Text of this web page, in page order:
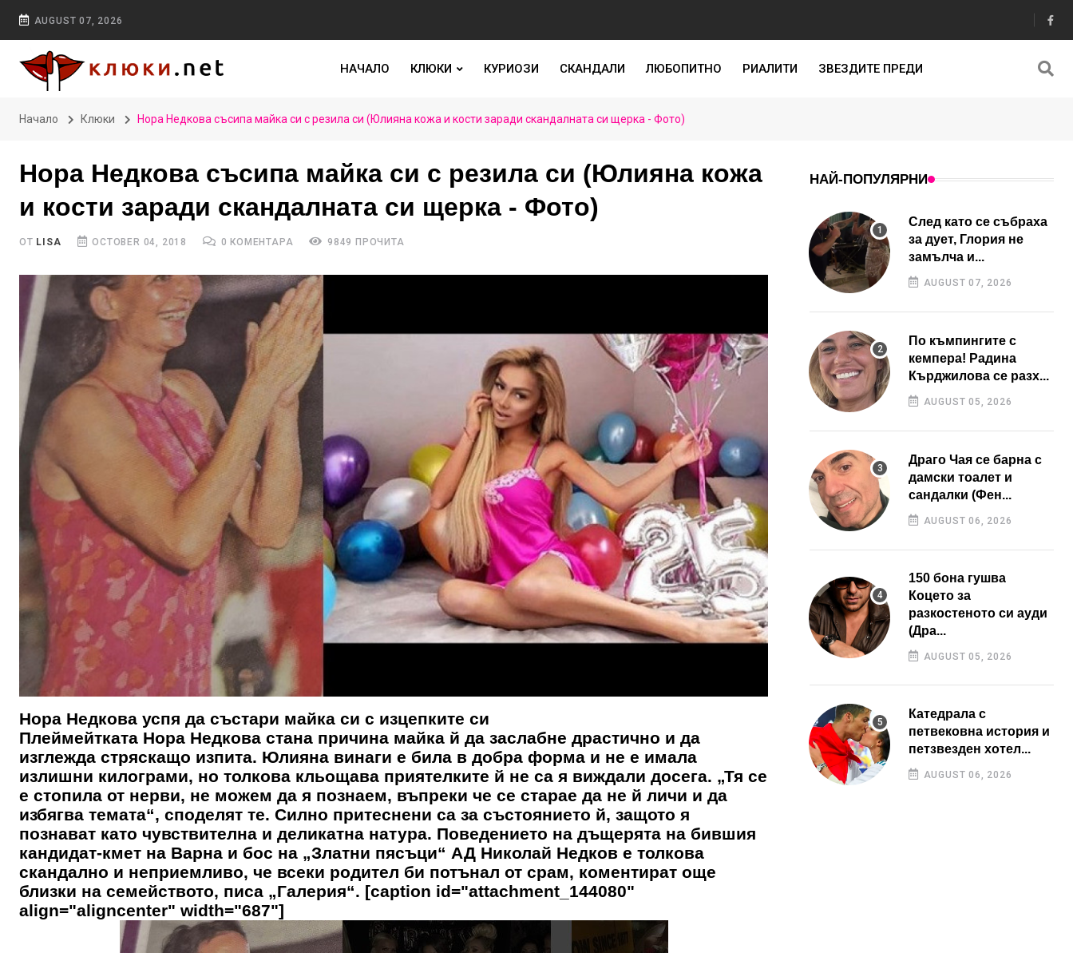
AUGUST 07, 2026
НАЧАЛО КЛЮКИ КУРИОЗИ СКАНДАЛИ ЛЮБОПИТНО РИАЛИТИ ЗВЕЗДИТЕ ПРЕДИ
Начало Клюки Нора Недкова съсипа майка си с резила си (Юлияна кожа и кости заради скандалната си щерка - Фото)
Нора Недкова съсипа майка си с резила си (Юлияна кожа
и кости заради скандалната си щерка - Фото)
ОТ LISA OCTOBER 04, 2018 0 КОМЕНТАРА 9849 ПРОЧИТА
Нора Недкова успя да състари майка си с изцепките си
Плеймейтката Нора Недкова стана причина майка й да заслабне драстично и да
изглежда стряскащо изпита. Юлияна винаги е била в добра форма и не е имала
излишни килограми, но толкова кльощава приятелките й не са я виждали досега. „Тя се
е стопила от нерви, не можем да я познаем, въпреки че се старае да не й личи и да
избягва темата“, споделят те. Силно притеснени са за състоянието й, защото я
познават като чувствителна и деликатна натура. Поведението на дъщерята на бившия
кандидат-кмет на Варна и бос на „Златни пясъци“ АД Николай Недков е толкова
скандално и неприемливо, че всеки родител би потънал от срам, коментират още
близки на семейството, писа „Галерия“. [caption id="attachment_144080"
align="aligncenter" width="687"]
НАЙ-ПОПУЛЯРНИ
След като се събраха
за дует, Глория не
замълча и...
AUGUST 07, 2026
По къмпингите с
кемпера! Радина
Кърджилова се разх...
AUGUST 05, 2026
Драго Чая се барна с
дамски тоалет и
сандалки (Фен...
AUGUST 06, 2026
150 бона гушва
Коцето за
разкостеното си ауди
(Дра...
AUGUST 05, 2026
Катедрала с
петвековна история и
петзвезден хотел...
AUGUST 06, 2026